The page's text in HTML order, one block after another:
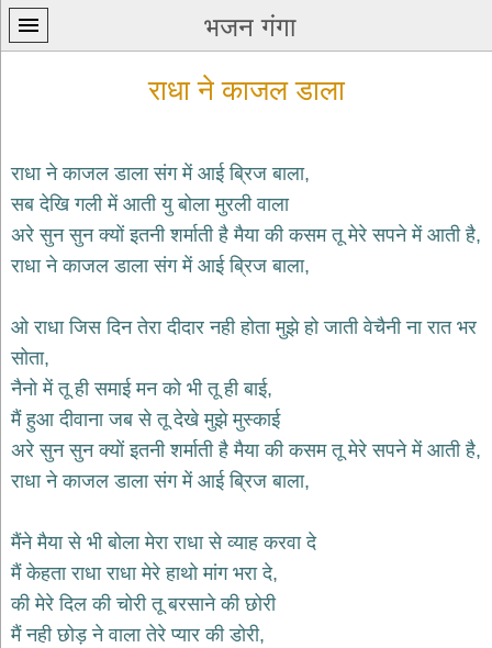
भजन गंगा
प्रथम
पन्ना
home
भजन
krishna
bhajans
शिव
भजन
shiv
bhajans
हनुमान
hanuman
bhajans
साईं
भजन
sai
bhajans
राधा ने काजल डाला
राधा ने काजल डाला संग में आई ब्रिज बाला,
सब देखि गली में आती यु बोला मुरली वाला
अरे सुन सुन क्यों इतनी शर्माती है मैया की कसम तू मेरे सपने में आती है,
राधा ने काजल डाला संग में आई ब्रिज बाला,
ओ राधा जिस दिन तेरा दीदार नही होता मुझे हो जाती वेचैनी ना रात भर
सोता,
नैनो में तू ही समाई मन को भी तू ही बाई,
मैं हुआ दीवाना जब से तू देखे मुझे मुस्काई
अरे सुन सुन क्यों इतनी शर्माती है मैया की कसम तू मेरे सपने में आती है,
राधा ने काजल डाला संग में आई ब्रिज बाला,
मैंने मैया से भी बोला मेरा राधा से व्याह करवा दे
मैं केहता राधा राधा मेरे हाथो मांग भरा दे,
की मेरे दिल की चोरी तू बरसाने की छोरी
मैं नही छोड़ ने वाला तेरे प्यार की डोरी,